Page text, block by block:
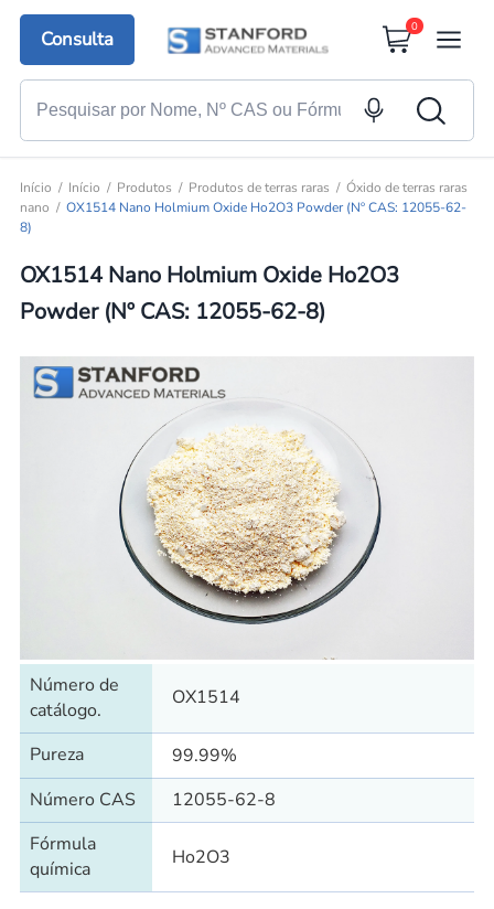
Consulta
0
Início Início Produtos Produtos de terras raras
Óxido de terras raras
nano
OX1514 Nano Holmium Oxide Ho2O3 Powder (Nº CAS: 12055-62-
8)
OX1514 Nano Holmium Oxide Ho2O3
Powder (Nº CAS: 12055-62-8)
Número de
catálogo.
OX1514
Pureza
99.99%
Número CAS
12055-62-8
Fórmula
química
Ho2O3